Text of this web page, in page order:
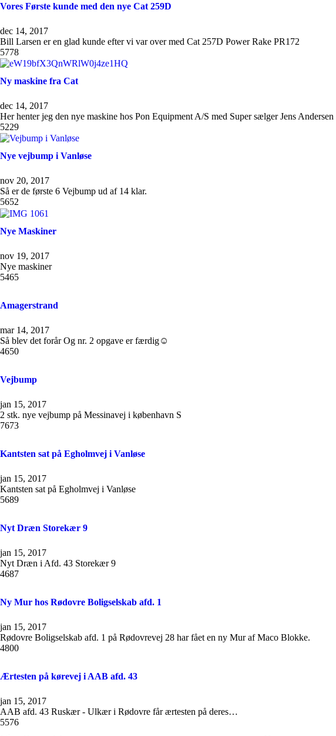
Vores Første kunde med den nye Cat 259D
dec 14, 2017
Bill Larsen er en glad kunde efter vi var over med Cat 257D Power Rake PR172
5778
Ny maskine fra Cat
dec 14, 2017
Her henter jeg den nye maskine hos Pon Equipment A/S med Super sælger Jens Andersen
5229
Nye vejbump i Vanløse
nov 20, 2017
Så er de første 6 Vejbump ud af 14 klar.
5652
Nye Maskiner
nov 19, 2017
Nye maskiner
5465
Amagerstrand
mar 14, 2017
Så blev det forår Og nr. 2 opgave er færdig☺
4650
Vejbump
jan 15, 2017
2 stk. nye vejbump på Messinavej i københavn S
7673
Kantsten sat på Egholmvej i Vanløse
jan 15, 2017
Kantsten sat på Egholmvej i Vanløse
5689
Nyt Dræn Storekær 9
jan 15, 2017
Nyt Dræn i Afd. 43 Storekær 9
4687
Ny Mur hos Rødovre Boligselskab afd. 1
jan 15, 2017
Rødovre Boligselskab afd. 1 på Rødovrevej 28 har fået en ny Mur af Maco Blokke.
4800
Ærtesten på kørevej i AAB afd. 43
jan 15, 2017
AAB afd. 43 Ruskær - Ulkær i Rødovre får ærtesten på deres…
5576